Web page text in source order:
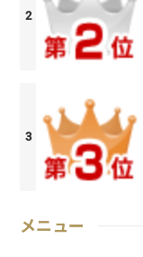
メニュー